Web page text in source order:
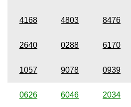
4168 4803 8476
2640 0288 6170
1057 9078 0939
0626 6046 2034